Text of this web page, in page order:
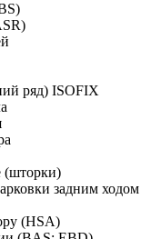
ряд) ISOFIX
(шторки)
задним ходом
(HSA)